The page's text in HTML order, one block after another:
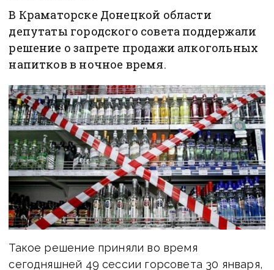
В Краматорске Донецкой области
депутаты городского совета поддержали
решение о запрете продажи алкогольных
напитков в ночное время.
Такое решение приняли во время
сегодняшней 49 сессии горсовета 30 января,